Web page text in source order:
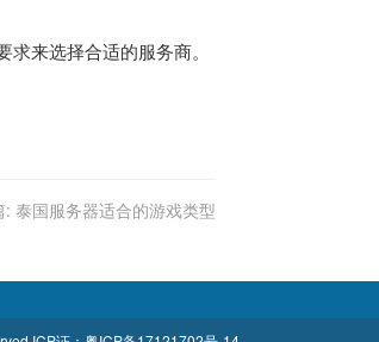
来选择合适的服务商。
: 泰国服务器适合的游戏类型